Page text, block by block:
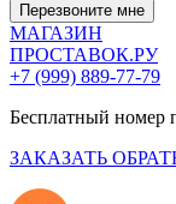
Перезвоните мне
МАГАЗИН
ПРОСТАВОК.РУ
+7 (999) 889-77-79
Бесплатный номер
ЗАКАЗАТЬ